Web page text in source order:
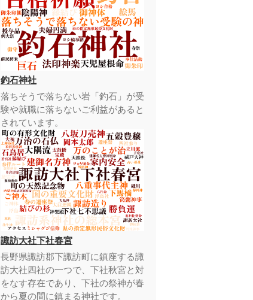
釣石神社
落ちそうで落ちない岩「釣石」が受
験や就職に落ちないご利益があると
されています。
諏訪大社下社春宮
長野県諏訪郡下諏訪町に鎮座する諏
訪大社四社の一つで、下社秋宮と対
をなす存在であり、下社の祭神が春
から夏の間に鎮まる神社です。